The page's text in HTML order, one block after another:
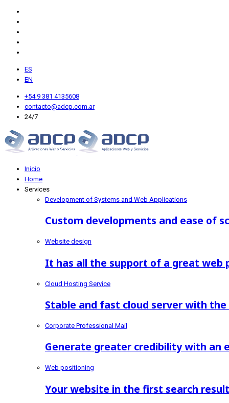
ES
EN
+54 9 381 4135608
contacto@adcp.com.ar
24/7
Inicio
Home
Services
Development of Systems and Web Applications
Custom developments and ease of
Website design
It has all the support of a great web
Cloud Hosting Service
Stable and fast cloud server with
Corporate Professional Mail
Generate greater credibility with an
Web positioning
Your website in the first search